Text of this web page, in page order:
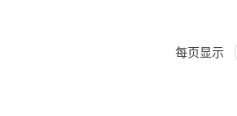
每页显示